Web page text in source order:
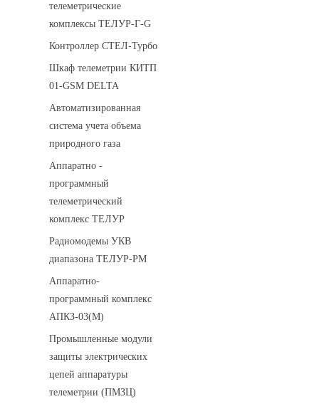
телеметрические
комплексы ТЕЛУР-Г-G
Контроллер СТЕЛ-Турбо
Шкаф телеметрии КИТП
01-GSM DELTA
Автоматизированная
система учета объема
природного газа
Аппаратно -
программный
телеметрический
комплекс ТЕЛУР
Радиомодемы УКВ
диапазона ТЕЛУР-РМ
Аппаратно-
программный комплекс
АПКЗ-03(М)
Промышленные модули
защиты электрических
цепей аппаратуры
телеметрии (ПМЗЦ)